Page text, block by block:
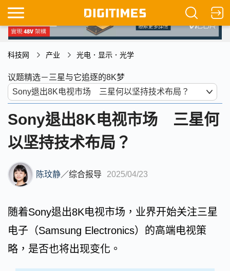
科技网 产业 光电．显示．光学
议题精选－三星与它追逐的8K梦
Sony退出8K电视市场 三星何
以坚持技术布局？
陈玟静／综合报导 2025/04/23
随着Sony退出8K电视市场，业界开始关注三星
电子（Samsung Electronics）的高端电视策
略，是否也将出现变化。